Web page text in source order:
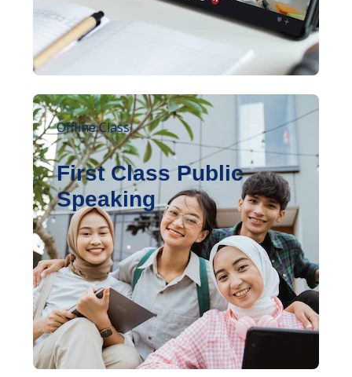
Offline Class
First Class Public
Speaking